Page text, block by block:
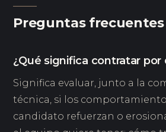
Preguntas frecuentes
¿Qué significa contratar por
Significa evaluar, junto a la
técnica, si los
candidato refuerzan o